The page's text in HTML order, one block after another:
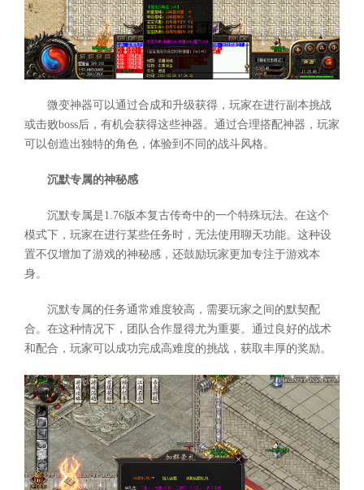
微变神器可以通过合成和升级获得，玩家在进行副本挑战
或击败boss后，有机会获得这些神器。通过合理搭配神器，玩家
可以创造出独特的角色，体验到不同的战斗风格。
沉默专属的神秘感
沉默专属是1.76版本复古传奇中的一个特殊玩法。在这个
模式下，玩家在进行某些任务时，无法使用聊天功能。这种设
置不仅增加了游戏的神秘感，还鼓励玩家更加专注于游戏本
身。
沉默专属的任务通常难度较高，需要玩家之间的默契配
合。在这种情况下，团队合作显得尤为重要。通过良好的战术
和配合，玩家可以成功完成高难度的挑战，获取丰厚的奖励。